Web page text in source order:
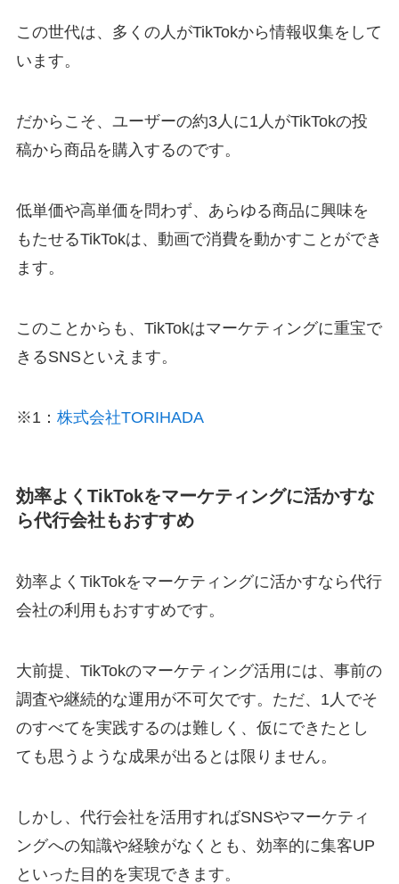
この世代は、多くの人がTikTokから情報収集をして
います。
だからこそ、ユーザーの約3人に1人がTikTokの投
稿から商品を購入するのです。
低単価や高単価を問わず、あらゆる商品に興味を
もたせるTikTokは、動画で消費を動かすことができ
ます。
このことからも、TikTokはマーケティングに重宝で
きるSNSといえます。
※1： 株式会社TORIHADA
効率よくTikTokをマーケティングに活かすな
ら代行会社もおすすめ
効率よくTikTokをマーケティングに活かすなら代行
会社の利用もおすすめです。
大前提、TikTokのマーケティング活用には、事前の
調査や継続的な運用が不可欠です。ただ、1人でそ
のすべてを実践するのは難しく、仮にできたとし
ても思うような成果が出るとは限りません。
しかし、代行会社を活用すればSNSやマーケティ
ングへの知識や経験がなくとも、効率的に集客UP
といった目的を実現できます。